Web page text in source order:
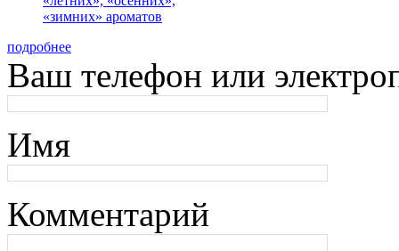
«зимних» ароматов
подробнее
Ваш телефон или
Имя
Комментарий